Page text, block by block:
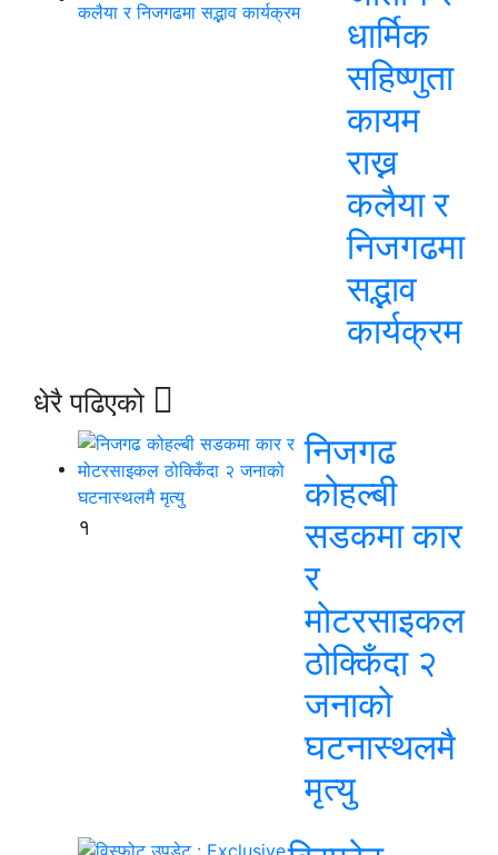
धार्मिक
सहिष्णुता
कायम
राख्न
कलैया र
निजगढमा
सद्भाव
कार्यक्रम
धेरै पढिएको
१
निजगढ
कोहल्बी
सडकमा कार
र
मोटरसाइकल
ठोक्किँदा २
जनाको
घटनास्थलमै
मृत्यु